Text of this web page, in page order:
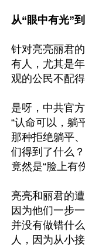
从“眼中有光”
针对亮亮丽君
有人，尤其是
观的公民不配
是呀，中共官
“认命可以，躺
那种拒绝躺平
们得到了什么
竟然是“脸上有
亮亮和丽君的
因为他们一步
并没有做错什
人，因为从小